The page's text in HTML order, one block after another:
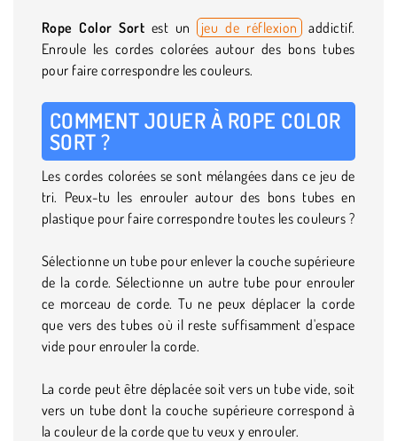
Rope Color Sort est un jeu de réflexion addictif.
Enroule les cordes colorées autour des bons tubes
pour faire correspondre les couleurs.
COMMENT JOUER À ROPE COLOR
SORT ?
Les cordes colorées se sont mélangées dans ce jeu de
tri. Peux-tu les enrouler autour des bons tubes en
plastique pour faire correspondre toutes les couleurs ?
Sélectionne un tube pour enlever la couche supérieure
de la corde. Sélectionne un autre tube pour enrouler
ce morceau de corde. Tu ne peux déplacer la corde
que vers des tubes où il reste suffisamment d'espace
vide pour enrouler la corde.
La corde peut être déplacée soit vers un tube vide, soit
vers un tube dont la couche supérieure correspond à
la couleur de la corde que tu veux y enrouler.